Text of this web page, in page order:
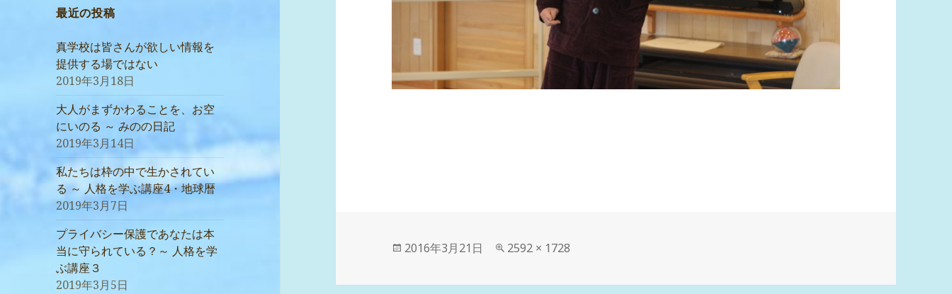
展
最近の投稿
真学校は皆さんが欲しい情報を
提供する場ではない
2019年3月18日
大人がまずかわることを、お空
にいのる ～ みのの日記
2019年3月14日
私たちは枠の中で生かされてい
る ～ 人格を学ぶ講座4・地球暦
2019年3月7日
プライバシー保護であなたは本
当に守られている？～ 人格を学
ぶ講座３
2019年3月5日
投
日:
2016年3月21日
フ
サ
2592 × 1728